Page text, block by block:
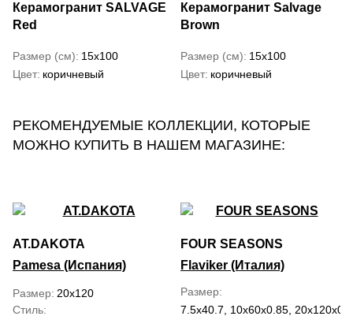
Керамогранит SALVAGE
Red
Размер (см) 15x100
Цвет коричневый
Керамогранит Salvage
Brown
Размер (см) 15x100
Цвет коричневый
РЕКОМЕНДУЕМЫЕ КОЛЛЕКЦИИ, КОТОРЫЕ
МОЖНО КУПИТЬ В НАШЕМ МАГАЗИНЕ:
AT.DAKOTA
Pamesa (Испания)
Размер 20x120
Стиль
FOUR SEASONS
Flaviker (Италия)
Размер
7.5x40.7, 10x60x0.85,